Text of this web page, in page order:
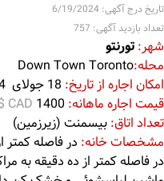
تاریخ درج آگهی: 6/19/2024
تعداد بازدید آگهی: 757
شهر:تورنتو
محله:Down Town Toronto
امکان اجاره از تاریخ: 18 جولای 2024
قیمت اجاره ماهانه:
CAD
تعداد اتاق:بیسمنت (زیرزمین)
مشخصات خانه:در فاصله کمتر
در فاصله کمتر از ده دقیقه به